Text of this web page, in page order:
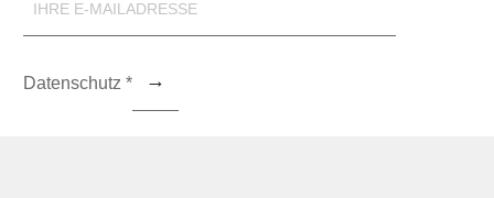
Datenschutz *